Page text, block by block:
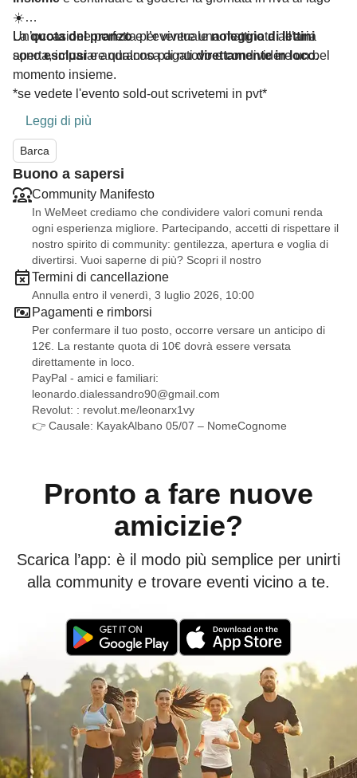
☀️
Laquota del pranzoe l’eventualenoleggio di lettini
sonoesclusie andranno pagatidirettamente in loco.
Un’occasione perfetta per vivere una mattinata all’aria
aperta, imparare qualcosa di nuovo e condividere un bel
momento insieme.
*se vedete l'evento sold-out scrivetemi in pvt*
Leggi di più
Barca
Buono a sapersi
Community Manifesto
In WeMeet crediamo che condividere valori comuni renda
ogni esperienza migliore. Partecipando, accetti di rispettare il
nostro spirito di community: gentilezza, apertura e voglia di
divertirsi. Vuoi saperne di più? Scopri il nostro
Termini di cancellazione
Annulla entro il venerdì, 3 luglio 2026, 10:00
Pagamenti e rimborsi
Per confermare il tuo posto, occorre versare un anticipo di
12€. La restante quota di 10€ dovrà essere versata
direttamente in loco.
PayPal - amici e familiari:
leonardo.dialessandro90@gmail.com
Revolut: : revolut.me/leonarx1vy
👉 Causale: KayakAlbano 05/07 – NomeCognome
Pronto a fare nuove
amicizie?
Scarica l’app: è il modo più semplice per unirti
alla community e trovare eventi vicino a te.